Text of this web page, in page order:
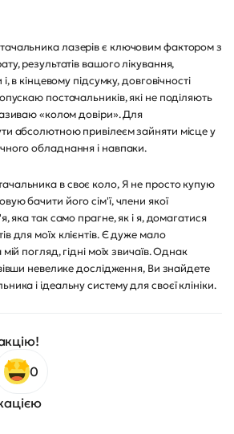
лазерів є ключовим фактором з
результатів вашого лікування,
і, в кінцевому підсумку, довговічності
постачальників, які не поділяють
«колом довіри». Для
абсолютною привілеєм зайняти місце у
обладнання і навпаки.
в своє коло, Я не просто купую
бачити його сім'ї, члени якої
яка так само прагне, як і я, домагатися
для моїх клієнтів. Є дуже мало
мій погляд, гідні моїх звичаїв. Однак
невелике дослідження, Ви знайдете
і ідеальну систему для своєї клініки.
0